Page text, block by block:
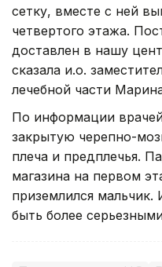
сетку, вместе с ней
четвертого этажа.
доставлен в нашу
сказала и.о.
лечебной части
По информации
закрытую черепно-
плеча и предплечья.
магазина на первом
приземлился мальчик.
быть более